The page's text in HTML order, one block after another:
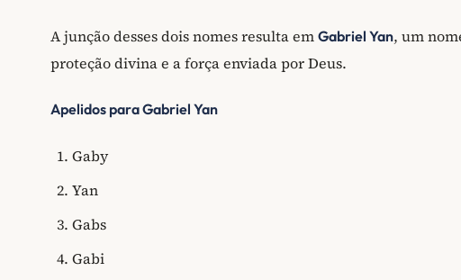
A junção desses dois nomes resulta em Gabriel Yan, um
proteção divina e a força enviada por Deus.
Apelidos para Gabriel Yan
Gaby
Yan
Gabs
Gabi